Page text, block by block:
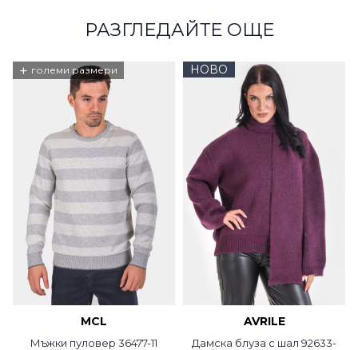
РАЗГЛЕДАЙТЕ ОЩЕ
+ големи размери
MCL
Мъжки пуловер 36477-11
НОВО
AVRILE
Дамска блуза с шал 92633-